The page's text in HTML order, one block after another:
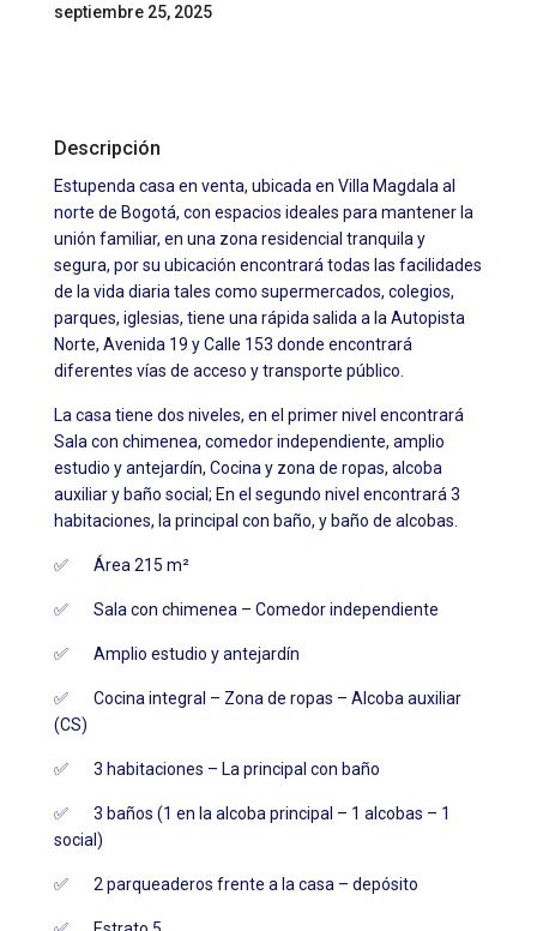
septiembre 25, 2025
Descripción
Estupenda casa en venta, ubicada en Villa Magdala al
norte de Bogotá, con espacios ideales para mantener la
unión familiar, en una zona residencial tranquila y
segura, por su ubicación encontrará todas las facilidades
de la vida diaria tales como supermercados, colegios,
parques, iglesias, tiene una rápida salida a la Autopista
Norte, Avenida 19 y Calle 153 donde encontrará
diferentes vías de acceso y transporte público.
La casa tiene dos niveles, en el primer nivel encontrará
Sala con chimenea, comedor independiente, amplio
estudio y antejardín, Cocina y zona de ropas, alcoba
auxiliar y baño social; En el segundo nivel encontrará 3
habitaciones, la principal con baño, y baño de alcobas.
✅ Área 215 m²
✅ Sala con chimenea – Comedor independiente
✅ Amplio estudio y antejardín
✅ Cocina integral – Zona de ropas – Alcoba auxiliar
(CS)
✅ 3 habitaciones – La principal con baño
✅ 3 baños (1 en la alcoba principal – 1 alcobas – 1
social)
✅ 2 parqueaderos frente a la casa – depósito